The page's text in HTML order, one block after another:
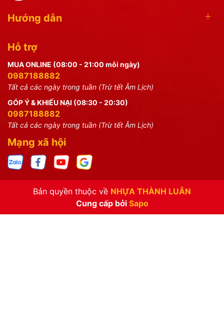
Hướng dẫn
Hỗ trợ
MUA ONLINE (08:00 - 21:00 mỗi ngày)
0987188882
Tất cả các ngày trong tuần (Trừ tết Âm Lịch)
GÓP Ý & KHIẾU NẠI (08:30 - 20:30)
0987188882
Tất cả các ngày trong tuần (Trừ tết Âm Lịch)
Mạng xã hội
Bản quyền thuộc về NHỰA THÀNH LUÂN
Cung cấp bởi Sapo